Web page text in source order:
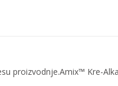
proizvodnje.Amix™ Kre-